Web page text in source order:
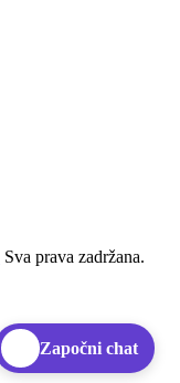
Sva prava zadržana.
Započni chat